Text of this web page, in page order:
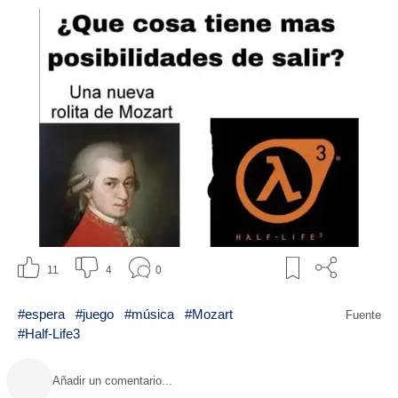
11 4 0
#espera #juego #música
#Mozart
#Half-Life3
Fuente
Añadir un comentario...